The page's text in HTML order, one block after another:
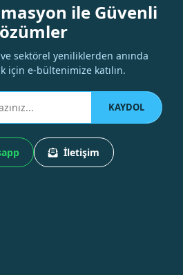
ile Güvenli
sektörel yeniliklerden anında
için e-bültenimize katılın.
KAYDOL
İletişim